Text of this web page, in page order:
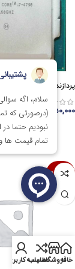
پردازنده اینتل Intel Core i7 4790
۸,۹۵۰,۰۰۰ تومان
اتمام موجودی
ناموجود
خانهفروشگاهمقایسه
حساب کاربری من